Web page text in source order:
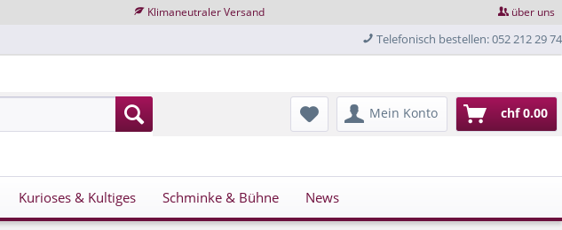
Klimaneutraler Versand über uns
Telefonisch bestellen: 052 212 29 74
Mein Konto chf 0.00
Kurioses & Kultiges Schminke & Bühne News